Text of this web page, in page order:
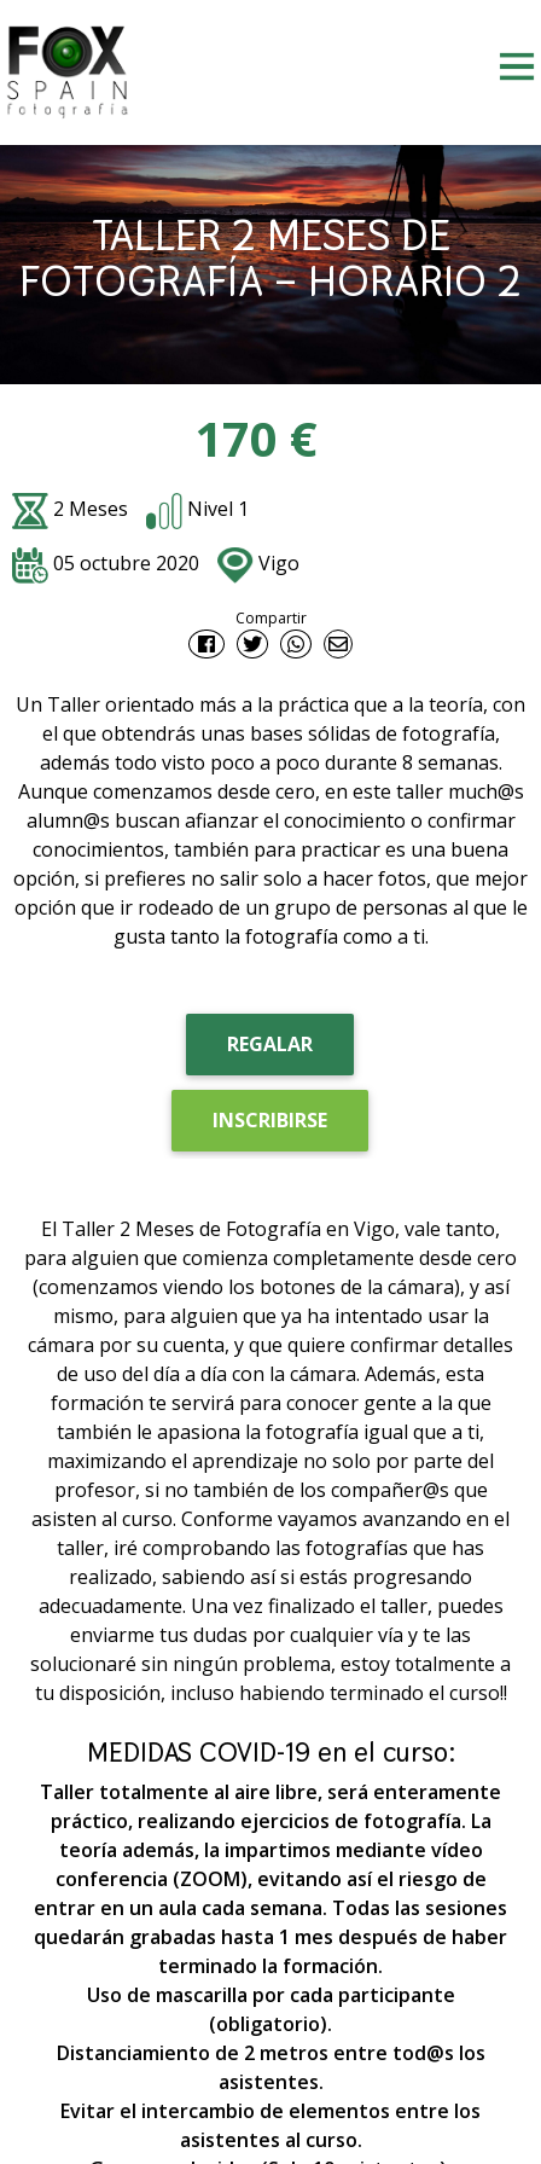
to
content
TALLER 2 MESES DE
FOTOGRAFÍA – HORARIO 2
170 €
2 Meses Nivel 1
05 octubre 2020 Vigo
Compartir
Un Taller orientado más a la práctica que a la teoría, con
el que obtendrás unas bases sólidas de fotografía,
además todo visto poco a poco durante 8 semanas.
Aunque comenzamos desde cero, en este taller much@s
alumn@s buscan afianzar el conocimiento o confirmar
conocimientos, también para practicar es una buena
opción, si prefieres no salir solo a hacer fotos, que mejor
opción que ir rodeado de un grupo de personas al que le
gusta tanto la fotografía como a ti.
REGALAR
INSCRIBIRSE
El Taller 2 Meses de Fotografía en Vigo, vale tanto,
para alguien que comienza completamente desde cero
(comenzamos viendo los botones de la cámara), y así
mismo, para alguien que ya ha intentado usar la
cámara por su cuenta, y que quiere confirmar detalles
de uso del día a día con la cámara. Además, esta
formación te servirá para conocer gente a la que
también le apasiona la fotografía igual que a ti,
maximizando el aprendizaje no solo por parte del
profesor, si no también de los compañer@s que
asisten al curso. Conforme vayamos avanzando en el
taller, iré comprobando las fotografías que has
realizado, sabiendo así si estás progresando
adecuadamente. Una vez finalizado el taller, puedes
enviarme tus dudas por cualquier vía y te las
solucionaré sin ningún problema, estoy totalmente a
tu disposición, incluso habiendo terminado el curso!!
MEDIDAS COVID-19 en el curso:
Taller totalmente al aire libre, será enteramente
práctico, realizando ejercicios de fotografía. La
teoría además, la impartimos mediante vídeo
conferencia (ZOOM), evitando así el riesgo de
entrar en un aula cada semana. Todas las sesiones
quedarán grabadas hasta 1 mes después de haber
terminado la formación.
Uso de mascarilla por cada participante
(obligatorio).
Distanciamiento de 2 metros entre tod@s los
asistentes.
Evitar el intercambio de elementos entre los
asistentes al curso.